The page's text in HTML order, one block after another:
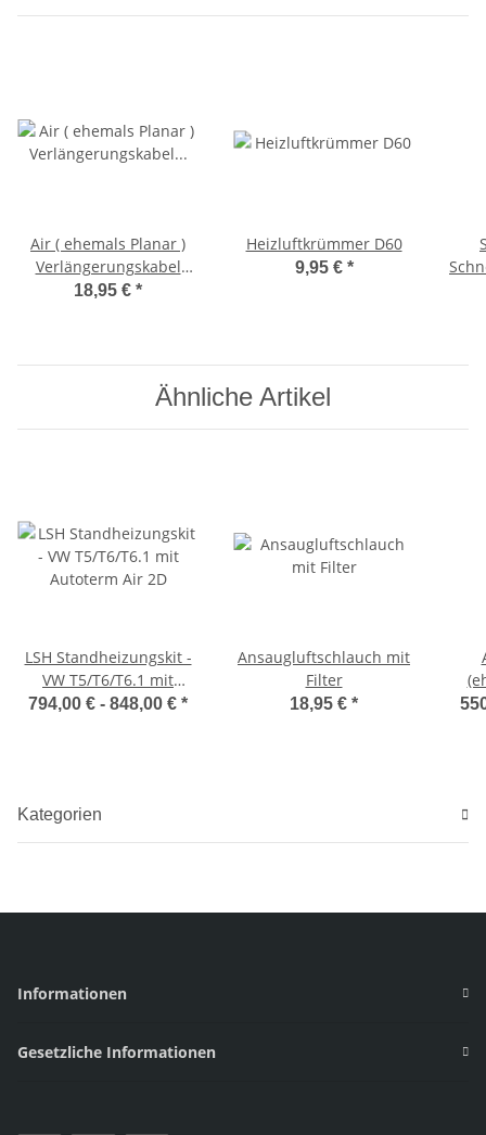
Air ( ehemals Planar )
Verlängerungskabel
Bedienelement 3m
18,95 € *
Heizluftkrümmer D60
9,95 € *
Ähnliche Artikel
LSH Standheizungskit -
VW T5/T6/T6.1 mit
Autoterm Air 2D
794,00 € - 848,00 € *
Ansaugluftschlauch mit
Filter
18,95 € *
Kategorien
Informationen
Gesetzliche Informationen